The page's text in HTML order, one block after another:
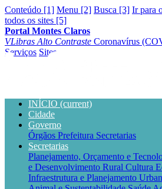
Conteúdo [1] Menu [2] Busca [3] Ir para
todos os sites [5]
Portal Montes Claros
VLibras Alto Contraste Coronavírus
Serviços Sites
INÍCIO (current)
Cidade
Governo
Órgãos Prefeitura Secretarias
Secretarias
Planejamento, Orçamento e
e Desenvolvimento Rural Cultura
Infraestrutura e Planejamento